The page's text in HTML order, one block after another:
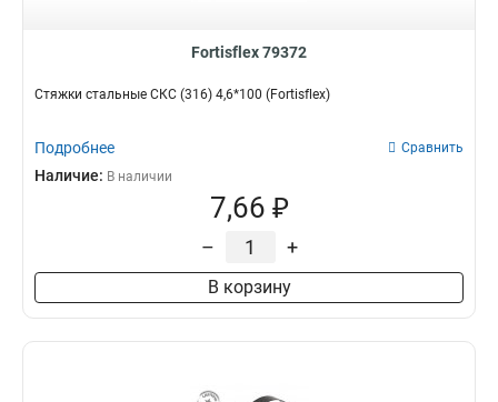
Fortisflex 79372
Стяжки стальные СКС (316) 4,6*100 (Fortisflex)
Подробнее Сравнить
Наличие: В наличии
7,66 ₽
– +
В корзину